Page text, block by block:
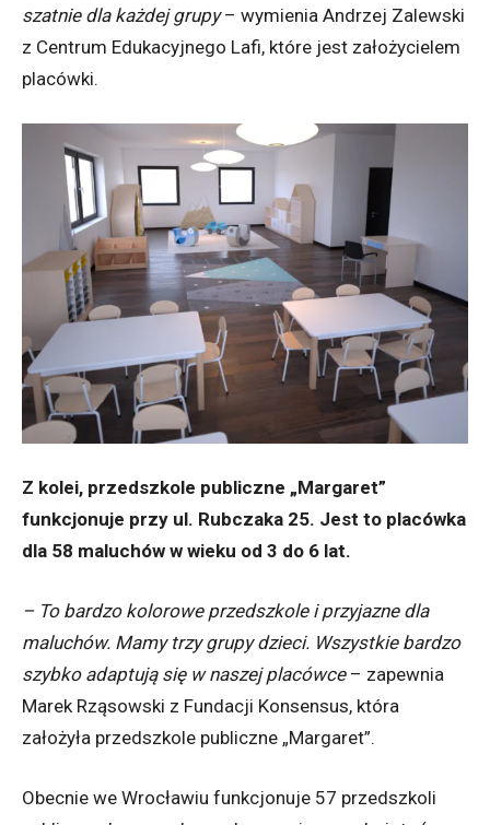
szatnie dla każdej grupy– wymienia Andrzej Zalewski
z Centrum Edukacyjnego Lafi, które jest założycielem
placówki.
Z kolei, przedszkole publiczne „Margaret”
funkcjonuje przy ul. Rubczaka 25. Jest to placówka
dla 58 maluchów w wieku od 3 do 6 lat.
– To bardzo kolorowe przedszkole i przyjazne dla
maluchów. Mamy trzy grupy dzieci. Wszystkie bardzo
szybko adaptują się w naszej placówce– zapewnia
Marek Rząsowski z Fundacji Konsensus, która
założyła przedszkole publiczne „Margaret”.
Obecnie we Wrocławiu funkcjonuje 57 przedszkoli